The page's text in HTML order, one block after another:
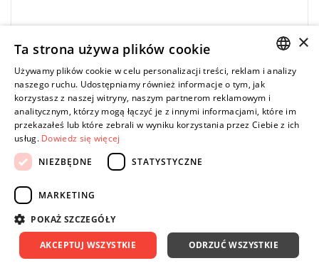
42.11/16X3/4 - Klucz do rur odchylony,
11/16"x3/4"
Price tax included
146,69 zł
162,99 zł
DO KOSZYKA
Długość: 325 mm.
Typ gwarancji:E(Bezpłatna wymiana produktu bez ograniczenia
w czasie)
-10%
ENGLISH
×
Ta strona używa plików cookie
Używamy plików cookie w celu personalizacji treści, reklam i analizy
naszego ruchu. Udostępniamy również informacje o tym, jak
korzystasz z naszej witryny, naszym partnerom reklamowym i
analitycznym, którzy mogą łączyć je z innymi informacjami, które im
przekazałeś lub które zebrali w wyniku korzystania przez Ciebie z ich
usług. Dowiedz się więcej
NIEZBĘDNE
STATYSTYCZNE
MARKETING
POKAŻ SZCZEGÓŁY
AKCEPTUJ WSZYSTKIE ODRZUĆ WSZYSTKIE